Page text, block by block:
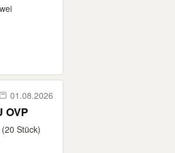
01.08.2026
OVP
Stück)